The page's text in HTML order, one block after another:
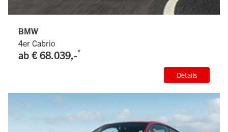
BMW
4er Cabrio
ab € 68.039,-*
Details